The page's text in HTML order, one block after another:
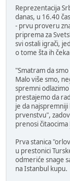
Reprezentacija
danas, u 16.40
- prvu proveru
priprema za
svi ostali igrači,
o tome šta ih
"Smatram da
Malo više smo,
spremni
prestajemo da
je da
prvenstvu",
prenosi čitaocima
Prva stanica
u prestonici
odmeriće snage
na Istanbul kupu.